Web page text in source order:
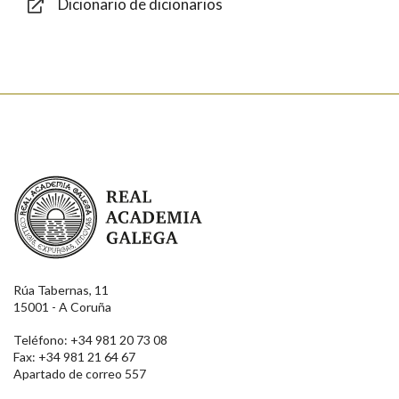
Dicionario de dicionarios
Real Academia Galega
Rúa Tabernas, 11
15001 - A Coruña
Teléfono: +34 981 20 73 08
Fax: +34 981 21 64 67
Apartado de correo 557